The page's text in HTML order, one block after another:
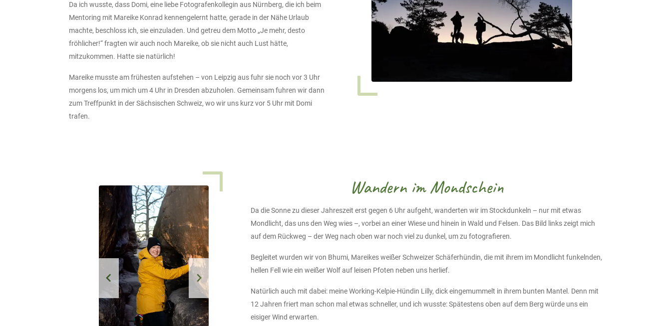
Da ich wusste, dass Domi, eine liebe Fotografenkollegin aus Nürnberg, die ich beim
Mentoring mit Mareike Konrad kennengelernt hatte, gerade in der Nähe Urlaub
machte, beschloss ich, sie einzuladen. Und getreu dem Motto „Je mehr, desto
fröhlicher!“ fragten wir auch noch Mareike, ob sie nicht auch Lust hätte,
mitzukommen. Hatte sie natürlich!
Mareike musste am frühesten aufstehen – von Leipzig aus fuhr sie noch vor 3 Uhr
morgens los, um mich um 4 Uhr in Dresden abzuholen. Gemeinsam fuhren wir dann
zum Treffpunkt in der Sächsischen Schweiz, wo wir uns kurz vor 5 Uhr mit Domi
trafen.
Wandern im Mondschein
Da die Sonne zu dieser Jahreszeit erst gegen 6 Uhr aufgeht, wanderten wir im Stockdunkeln – nur mit etwas
Mondlicht, das uns den Weg wies –, vorbei an einer Wiese und hinein in Wald und Felsen. Das Bild links zeigt mich
auf dem Rückweg – der Weg nach oben war noch viel zu dunkel, um zu fotografieren.
Begleitet wurden wir von Bhumi, Mareikes weißer Schweizer Schäferhündin, die mit ihrem im Mondlicht funkelnden,
hellen Fell wie ein weißer Wolf auf leisen Pfoten neben uns herlief.
Natürlich auch mit dabei: meine Working-Kelpie-Hündin Lilly, dick eingemummelt in ihrem bunten Mantel. Denn mit
12 Jahren friert man schon mal etwas schneller, und ich wusste: Spätestens oben auf dem Berg würde uns ein
eisiger Wind erwarten.